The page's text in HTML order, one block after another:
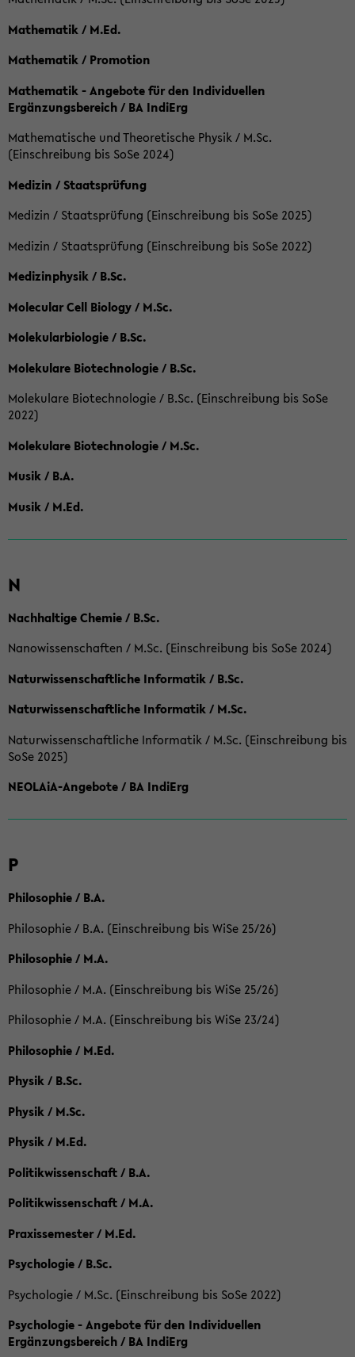
Mathematik / M.Ed.
Mathematik / Promotion
Mathematik - Angebote für den Individuellen
Ergänzungsbereich / BA IndiErg
Mathematische und Theoretische Physik / M.Sc.
(Einschreibung bis SoSe 2024)
Medizin / Staatsprüfung
Medizin / Staatsprüfung (Einschreibung bis SoSe 2025)
Medizin / Staatsprüfung (Einschreibung bis SoSe 2022)
Medizinphysik / B.Sc.
Molecular Cell Biology / M.Sc.
Molekularbiologie / B.Sc.
Molekulare Biotechnologie / B.Sc.
Molekulare Biotechnologie / B.Sc. (Einschreibung bis SoSe
2022)
Molekulare Biotechnologie / M.Sc.
Musik / B.A.
Musik / M.Ed.
N
Nachhaltige Chemie / B.Sc.
Nanowissenschaften / M.Sc. (Einschreibung bis SoSe 2024)
Naturwissenschaftliche Informatik / B.Sc.
Naturwissenschaftliche Informatik / M.Sc.
Naturwissenschaftliche Informatik / M.Sc. (Einschreibung bis
SoSe 2025)
NEOLAiA-Angebote / BA IndiErg
P
Philosophie / B.A.
Philosophie / B.A. (Einschreibung bis WiSe 25/26)
Philosophie / M.A.
Philosophie / M.A. (Einschreibung bis WiSe 25/26)
Philosophie / M.A. (Einschreibung bis WiSe 23/24)
Philosophie / M.Ed.
Physik / B.Sc.
Physik / M.Sc.
Physik / M.Ed.
Politikwissenschaft / B.A.
Politikwissenschaft / M.A.
Praxissemester / M.Ed.
Psychologie / B.Sc.
Psychologie / M.Sc. (Einschreibung bis SoSe 2022)
Psychologie - Angebote für den Individuellen
Ergänzungsbereich / BA IndiErg